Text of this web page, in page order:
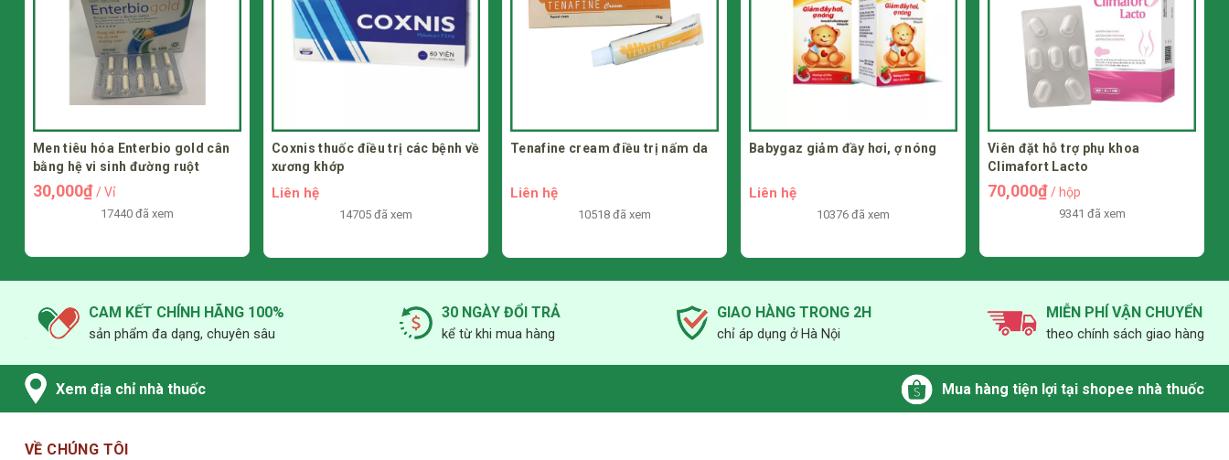
Men tiêu hóa Enterbio gold cân
bằng hệ vi sinh đường ruột
30,000₫/ Vỉ
17440 đã xem
Coxnis thuốc điều trị các bệnh về
xương khớp
Liên hệ
14705 đã xem
Tenafine cream điều trị nấm da
Liên hệ
10518 đã xem
Babygaz giảm đầy hơi, ợ nóng
Liên hệ
10376 đã xem
Viên đặt hỗ trợ phụ khoa
Climafort Lacto
70,000₫/ hộp
9341 đã xem
CAM KẾT CHÍNH HÃNG 100%
sản phẩm đa dạng, chuyên sâu
30 NGÀY ĐỔI TRẢ
kể từ khi mua hàng
GIAO HÀNG TRONG 2H
chỉ áp dụng ở Hà Nội
MIỄN PHÍ VẬN CHUYỂN
theo chính sách giao hàng
Xem địa chỉ nhà thuốc Mua hàng tiện lợi tại shopee nhà thuốc
VỀ CHÚNG TÔI